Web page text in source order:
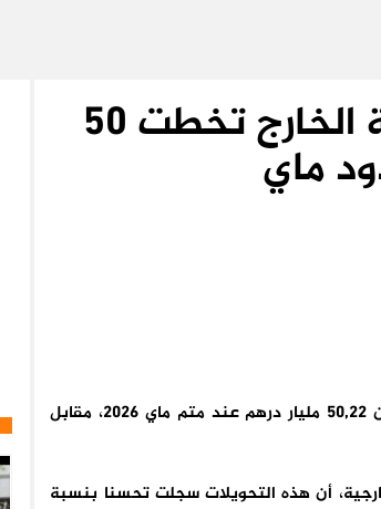
مكتب الصرف: تحويلات مغاربة الخارج تخطت 50
ماي
كشف مكتب الصرف أن تحويلات المغاربة المقيمين بالخارج بلغت أزيد من 50,22 مليار درهم عند متم ماي 2026، مقابل
أن هذه التحويلات سجلت تحسنا بنسبة